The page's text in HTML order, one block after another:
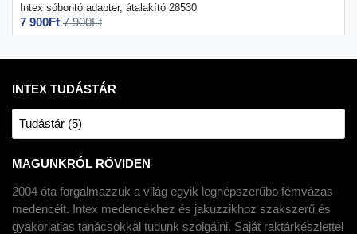
Intex sóbontó adapter, átalakító 28530
7 900Ft 7 900Ft
INTEX TUDÁSTÁR
Tudástár (5)
MAGUNKRÓL RÖVIDEN
2004 óta forgalmazzuk a világ egyik legnépszerűbb fémvázas
medencéit. Intex medencékhez és jakuzzikhoz szakszerű és
gyakorlatias tanácsokkal tudunk szolgálni. Saját raktárkészlettel